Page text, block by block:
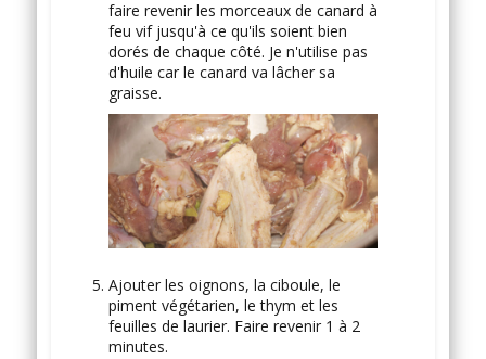
faire revenir les morceaux de canard à
feu vif jusqu'à ce qu'ils soient bien
dorés de chaque côté. Je n'utilise pas
d'huile car le canard va lâcher sa
graisse.
Ajouter les oignons, la ciboule, le
piment végétarien, le thym et les
feuilles de laurier. Faire revenir 1 à 2
minutes.